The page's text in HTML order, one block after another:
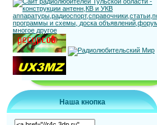
Наша кнопка